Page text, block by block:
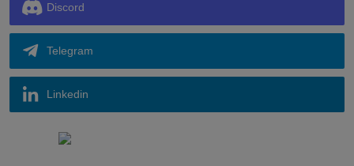
Discord
Telegram
Linkedin